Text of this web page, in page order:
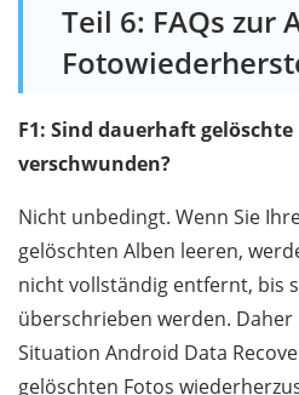
Teil 6: FAQs zur
F1: Sind dauerhaft
verschwunden?
Nicht unbedingt. Wenn Sie
gelöschten Alben leeren,
nicht vollständig entfernt, bis
überschrieben werden. Daher
Situation Android Data
gelöschten Fotos